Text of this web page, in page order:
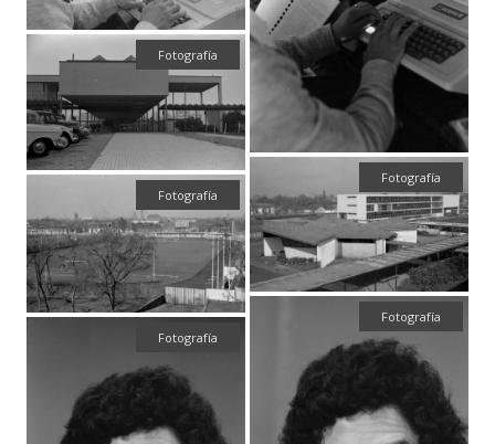
Fotografía
Fotografía
Fotografía
Fotografía
Fotografía